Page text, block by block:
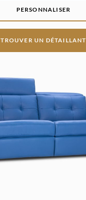
PERSONNALISER
TROUVER UN DÉTAILLANT